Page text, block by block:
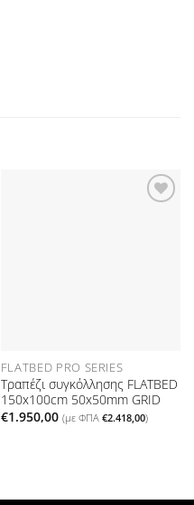
FLATBED PRO SERIES
Τραπέζι συγκόλλησης FLATBED
150x100cm 50x50mm GRID
€1.950,00 (με ΦΠΑ €2.418,00)